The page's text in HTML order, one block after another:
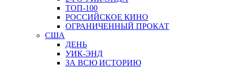
ТОП-100
РОССИЙСКОЕ КИНО
ОГРАНИЧЕННЫЙ ПРОКАТ
США
ДЕНЬ
УИК-ЭНД
ЗА ВСЮ ИСТОРИЮ